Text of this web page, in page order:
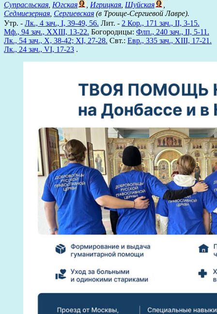
Супрасльская, Югская , Игрицкая, Шуйская
,
Седмиезерная, Сергиевская (в Троице-Сергиевой Лавре).
Утр. - Лк., 4 зач., I, 39-49, 56. Лит. - 2 Кор., 171 зач., II, 3-15.
Мф., 94 зач., XXIII, 13-22. Богородицы: Флп., 240 зач., II, 5-11.
Лк., 54 зач., X, 38-42; XI, 27-28. Свт.: Евр., 335 зач., XIII, 17-21.
Лк., 24 зач., VI, 17-23 .